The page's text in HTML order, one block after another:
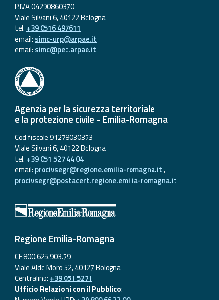
P.IVA 04290860370
Viale Silvani 6, 40122 Bologna
tel. +39 0516 497611
email: simc-urp@arpae.it
email: simc@pec.arpae.it
Agenzia per la sicurezza territoriale
e la protezione civile - Emilia-Romagna
Cod fiscale 91278030373
Viale Silvani 6, 40122 Bologna
tel. +39 051 527 44 04
email: procivsegr@regione.emilia-romagna.it,
procivsegr@postacert.regione.emilia-romagna.it
Regione Emilia-Romagna
CF 800.625.903.79
Viale Aldo Moro 52, 40127 Bologna
Centralino: +39 051 5271
Ufficio Relazioni con il Pubblico: